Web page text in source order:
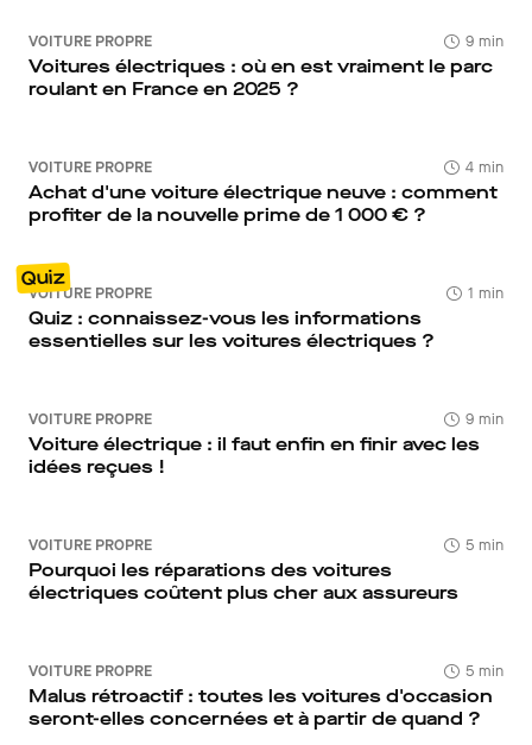
VOITURE PROPRE 9 min
Voitures électriques : où en est vraiment le parc
roulant en France en 2025 ?
VOITURE PROPRE 4 min
Achat d'une voiture électrique neuve : comment
profiter de la nouvelle prime de 1 000 € ?
Quiz
VOITURE PROPRE 1 min
Quiz : connaissez-vous les informations
essentielles sur les voitures électriques ?
VOITURE PROPRE 9 min
Voiture électrique : il faut enfin en finir avec les
idées reçues !
VOITURE PROPRE 5 min
Pourquoi les réparations des voitures
électriques coûtent plus cher aux assureurs
VOITURE PROPRE 5 min
Malus rétroactif : toutes les voitures d'occasion
seront-elles concernées et à partir de quand ?